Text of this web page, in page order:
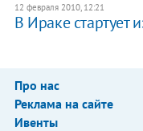
12 февраля 2010, 12:21
В Ираке стартует
Про нас
Реклама на сайте
Ивенты